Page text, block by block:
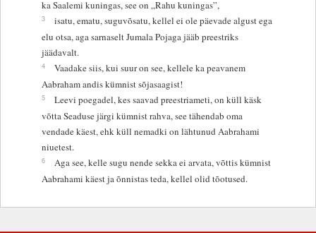
ka Saalemi kuningas, see on „Rahu kuningas”,
3
isatu, ematu, suguvõsatu, kellel ei ole päevade algust ega
elu otsa, aga sarnaselt Jumala Pojaga jääb preestriks
jäädavalt.
4
Vaadake siis, kui suur on see, kellele ka peavanem
Aabraham andis kümnist sõjasaagist!
5
Leevi poegadel, kes saavad preestriameti, on küll käsk
võtta Seaduse järgi kümnist rahva, see tähendab oma
vendade käest, ehk küll nemadki on lähtunud Aabrahami
niuetest.
6
Aga see, kelle sugu nende sekka ei arvata, võttis kümnist
Aabrahami käest ja õnnistas teda, kellel olid tõotused.